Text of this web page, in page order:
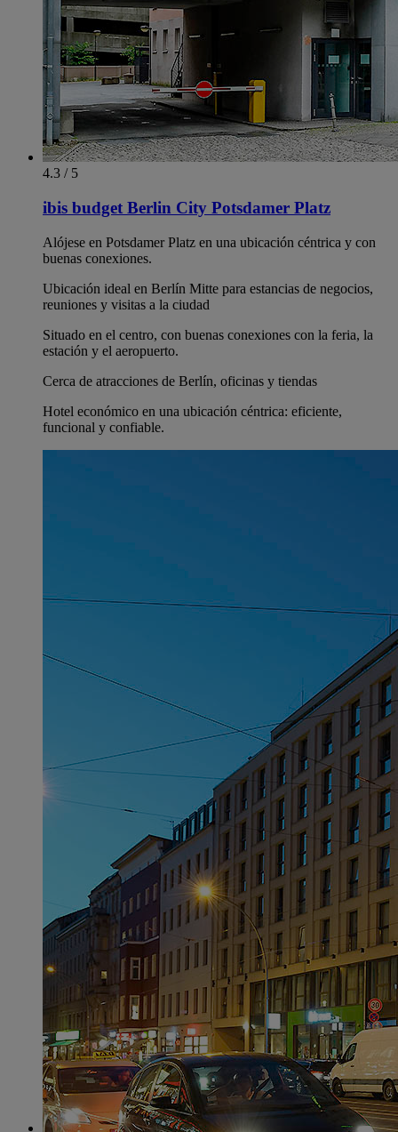
4.3 / 5
ibis budget Berlin City Potsdamer Platz
Alójese en Potsdamer Platz en una ubicación céntrica y con
buenas conexiones.
Ubicación ideal en Berlín Mitte para estancias de negocios,
reuniones y visitas a la ciudad
Situado en el centro, con buenas conexiones con la feria, la
estación y el aeropuerto.
Cerca de atracciones de Berlín, oficinas y tiendas
Hotel económico en una ubicación céntrica: eficiente,
funcional y confiable.